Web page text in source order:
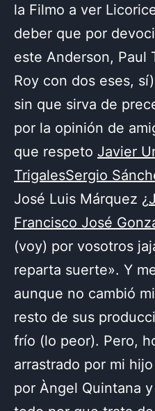
la Filmo a ver
deber que por
este Anderson, Paul
Roy con dos eses,
sin que sirva de
por la opinión de
que respeto Javier
TrigalesSergio
José Luis Márquez ¿
Francisco José
(voy) por vosotros
reparta suerte». Y
aunque no cambió
resto de sus
frío (lo peor). Pero,
arrastrado por mi
por Àngel Quintana